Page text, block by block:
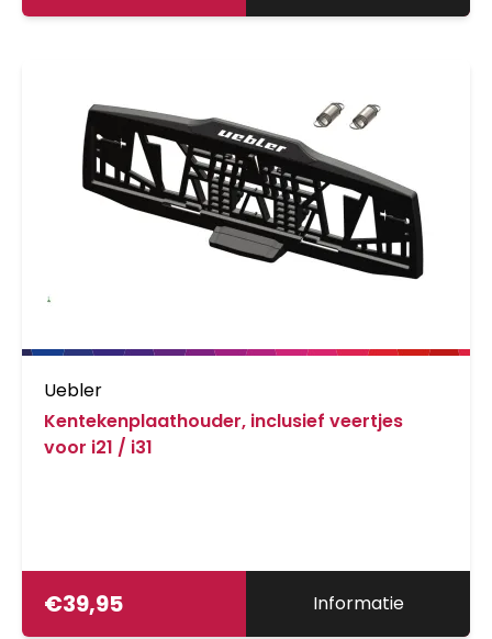
kunt u de oprijgoot stevig bevestigen en de
is er een aluminium oprijgoot beschikbaar. Er is
ook een oprijgoot beschikbaar speciaal
ontwikkeld voor Pro-User® Jade en de Pro-
User® Jade Limited Edition.
Uebler
Kentekenplaathouder, inclusief veertjes
voor i21 / i31
€39,95 Informatie